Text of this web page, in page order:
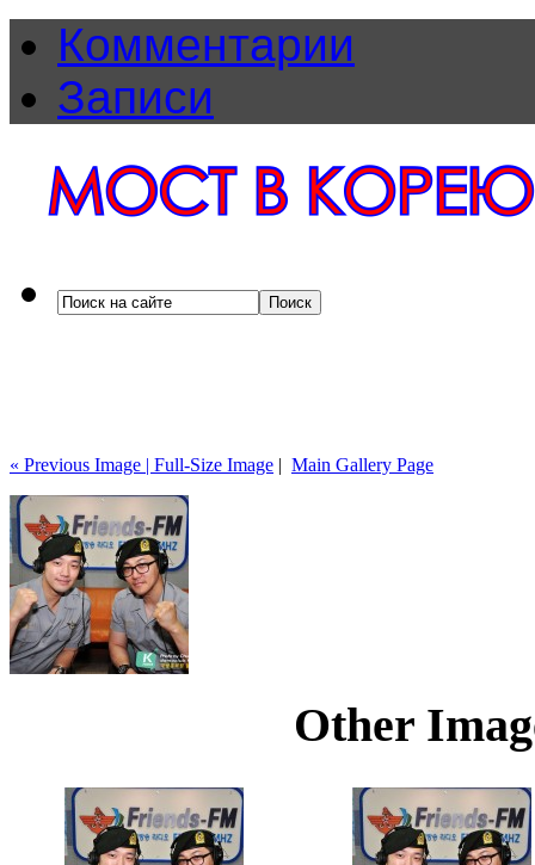
Комментарии
Записи
« Previous Image | Full-Size Image | Main Gallery Page
Other